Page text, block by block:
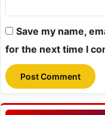
Save my name,
for the next time I